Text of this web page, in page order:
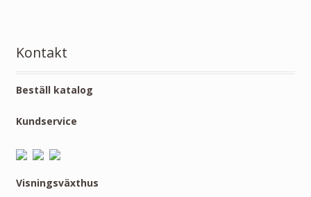
Kontakt
Beställ katalog
Kundservice
Visningsväxthus